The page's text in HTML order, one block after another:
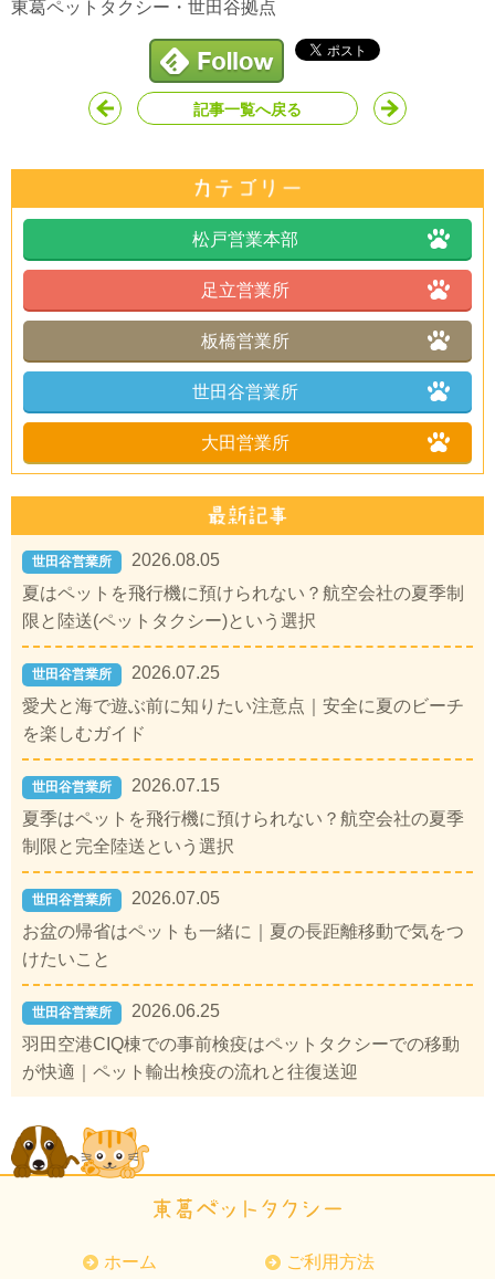
東葛ペットタクシー・世田谷拠点
記事一覧へ戻る
松戸営業本部
足立営業所
板橋営業所
世田谷営業所
大田営業所
世田谷営業所
2026.08.05
夏はペットを飛行機に預けられない？航空会社の夏季制
限と陸送(ペットタクシー)という選択
世田谷営業所
2026.07.25
愛犬と海で遊ぶ前に知りたい注意点｜安全に夏のビーチ
を楽しむガイド
世田谷営業所
2026.07.15
夏季はペットを飛行機に預けられない？航空会社の夏季
制限と完全陸送という選択
世田谷営業所
2026.07.05
お盆の帰省はペットも一緒に｜夏の長距離移動で気をつ
けたいこと
世田谷営業所
2026.06.25
羽田空港CIQ棟での事前検疫はペットタクシーでの移動
が快適｜ペット輸出検疫の流れと往復送迎
ホーム ご利用方法